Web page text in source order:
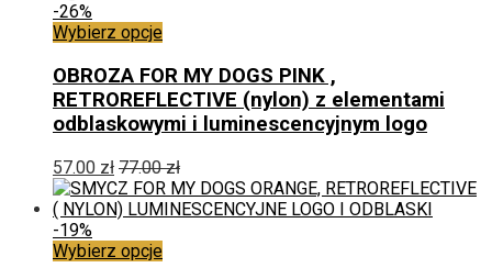
stronie
produktu
-26%
Wybierz opcjeTen
ma
wiele
wariantów.
Opcje
można
wybrać
na
stronie
produktu
OBROZA FOR MY DOGS PINK ,
RETROREFLECTIVE (nylon) z elementami
odblaskowymi i luminescencyjnym logo
57.00 zł 77.00zł
-19%
Wybierz opcjeTen